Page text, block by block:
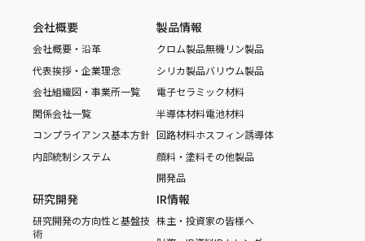
会社概要
会社概要・沿革
代表挨拶・企業理念
会社組織図・事業所一覧
関係会社一覧
コンプライアンス基本方針
内部統制システム
製品情報
クロム製品無機リン製品
シリカ製品バリウム製品
電子セラミック材料
半導体材料電池材料
回路材料ホスフィン誘導体
顔料・塗料その他製品
開発品
研究開発
研究開発の方向性と基盤技
術
IR情報
株主・投資家の皆様へ